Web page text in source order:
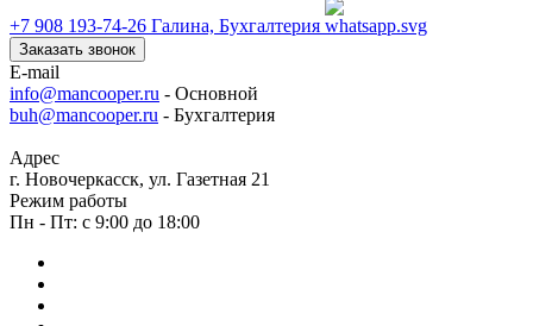
+7 908 193-74-26 Галина, Бухгалтерия
Заказать звонок
E-mail
info@mancooper.ru - Основной
buh@mancooper.ru - Бухгалтерия
Адрес
г. Новочеркасск, ул. Газетная 21
Режим работы
Пн - Пт: с 9:00 до 18:00